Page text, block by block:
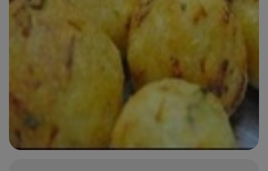
الأسئلة الشائعة